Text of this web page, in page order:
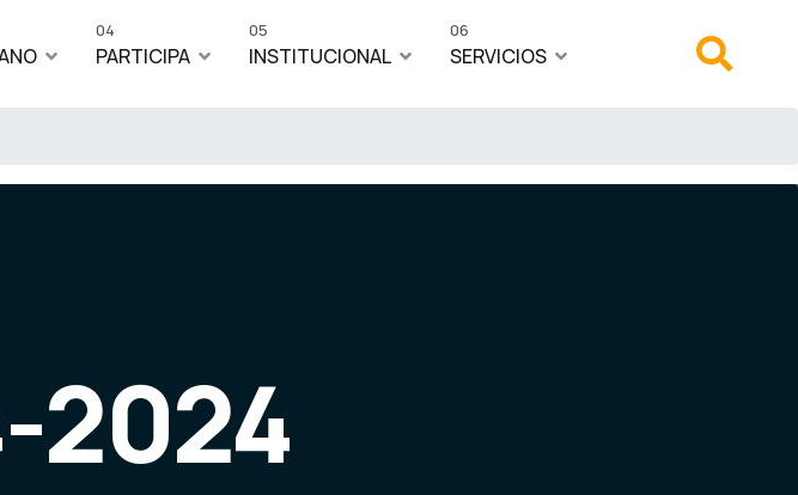
PARTICIPA
04
INSTITUCIONAL
05
SERVICIOS
06
2024